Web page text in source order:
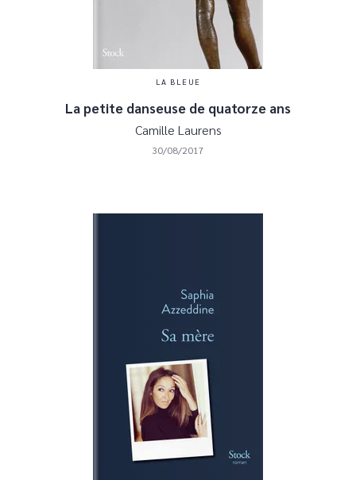
LA BLEUE
La petite danseuse de quatorze ans
Camille Laurens
30/08/2017